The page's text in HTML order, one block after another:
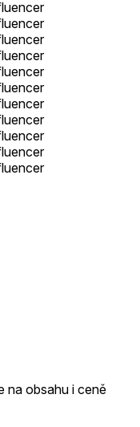
na obsahu i ceně